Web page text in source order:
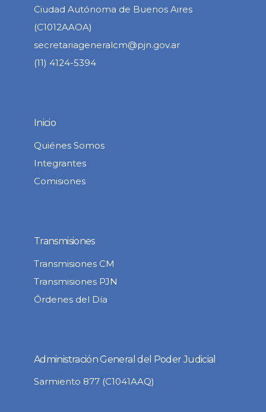
Ciudad Autónoma de Buenos Aires
(C1012AAOA)
secretariageneralcm@pjn.gov.ar
(11) 4124-5394
Inicio
Quiénes Somos
Integrantes
Comisiones
Transmisiones
Transmisiones CM
Transmisiones PJN
Órdenes del Día
Administración General del Poder Judicial
Sarmiento 877 (C1041AAQ)